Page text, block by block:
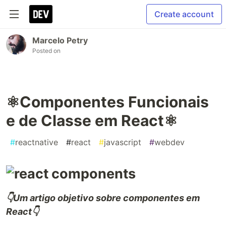
Create account
Marcelo Petry
Posted on
⚛️Componentes Funcionais
e de Classe em React⚛️
#reactnative #react #javascript #webdev
👇Um artigo objetivo sobre componentes em
React👇